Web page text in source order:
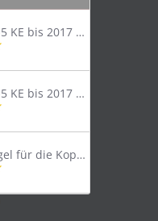
Mazda CX-5 KE bis 2017 Trittschutzleiste Edelstahl original
4.8
rating
Mazda CX-5 KE bis 2017 Lastenträger Dachträger
4.9
rating
Kleiderbügel für die Kopfstütze
4.9
rating